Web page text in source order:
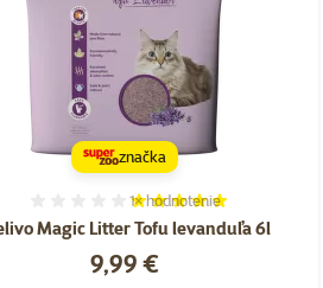
Magic Litter Tofu levanduľa 6l
Hodnotenie 100%, počet
1×hodnotenie
Cena
9,99 €
značka